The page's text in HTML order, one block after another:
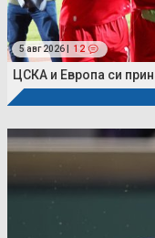
5 авг 2026 | 12
ЦСКА и Европа си